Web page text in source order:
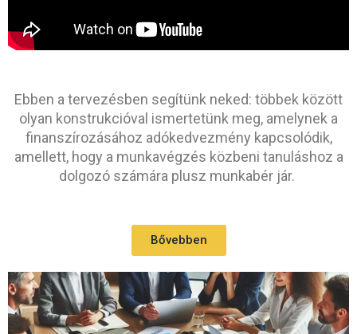
Ebben a tervezésben segítünk neked: többek között
olyan konstrukcióval ismertetünk meg, amelynek a
finanszírozásához adókedvezmény kapcsolódik,
amellett, hogy a munkavégzés közbeni tanuláshoz a
dolgozó számára plusz munkabér jár.
Bővebben